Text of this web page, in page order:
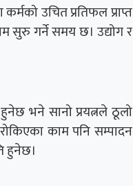
उचित प्रतिफल प्राप्त
सुरु गर्ने समय छ। उद्योग र
भने सानो प्रयत्नले ठूलो
काम पनि सम्पादन
हुनेछ।